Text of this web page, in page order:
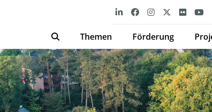
Themen Förderung